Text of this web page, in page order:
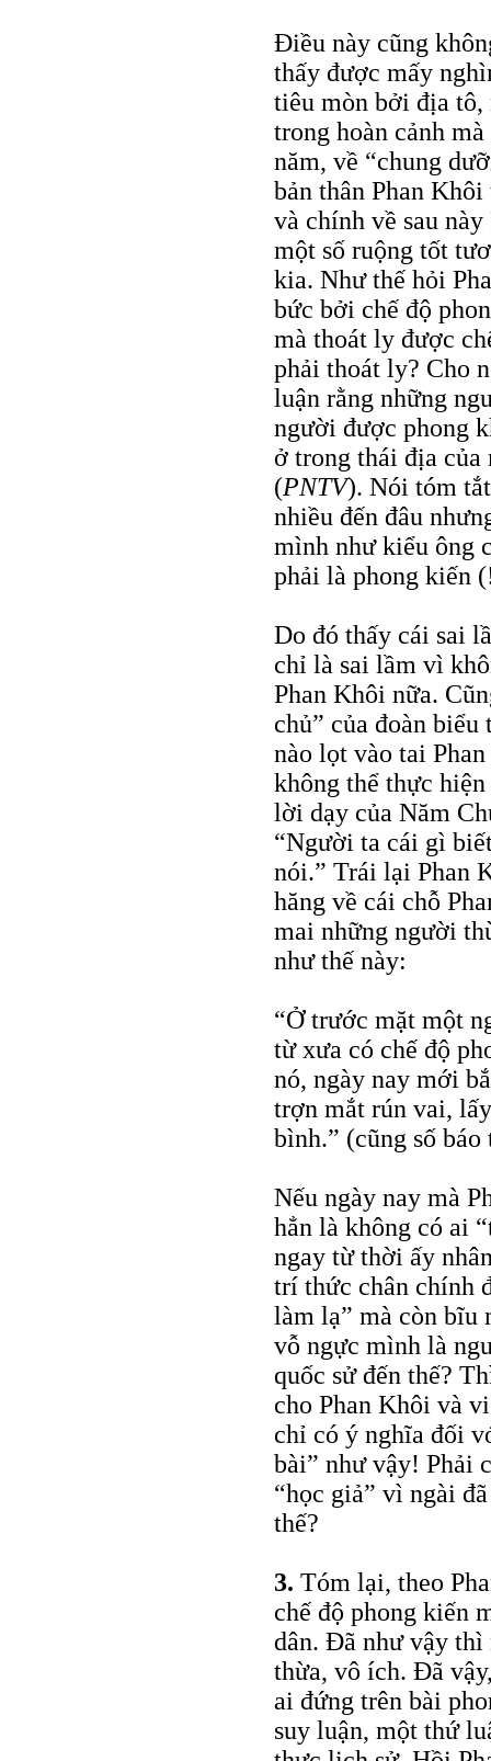
Điều này cũng
thấy được mấy
tiêu mòn bởi địa
trong hoàn cảnh
năm, về “chung
bản thân Phan
và chính về sau
một số ruộng tốt
kia. Như thế hỏi
bức bởi chế độ
mà thoát ly được
phải thoát ly? Cho
luận rằng những
người được phong
ở trong thái địa
(PNTV). Nói tóm
nhiều đến đâu
mình như kiểu ông
phải là phong kiến
Do đó thấy cái sai
chỉ là sai lầm vì
Phan Khôi nữa.
chủ” của đoàn
nào lọt vào tai
không thể thực
lời dạy của Năm
“Người ta cái gì
nói.” Trái lại Phan
hăng về cái chỗ
mai những người
như thế này:
“Ở trước mặt một
từ xưa có chế độ
nó, ngày nay mới
trợn mắt rún vai,
bình.” (cũng số báo
Nếu ngày nay mà
hẳn là không có ai
ngay từ thời ấy
trí thức chân chính
làm lạ” mà còn bĩu
vỗ ngực mình là
quốc sử đến thế?
cho Phan Khôi và
chỉ có ý nghĩa đối
bài” như vậy! Phải
“học giả” vì ngài
thế?
3. Tóm lại, theo
chế độ phong kiến
dân. Đã như vậy thì
thừa, vô ích. Đã
ai đứng trên bài
suy luận, một thứ